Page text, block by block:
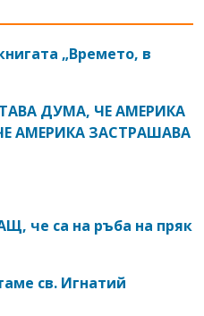
„Времето, в
ДУМА, ЧЕ АМЕРИКА
АМЕРИКА ЗАСТРАШАВА
че са на ръба на пряк
св. Игнатий